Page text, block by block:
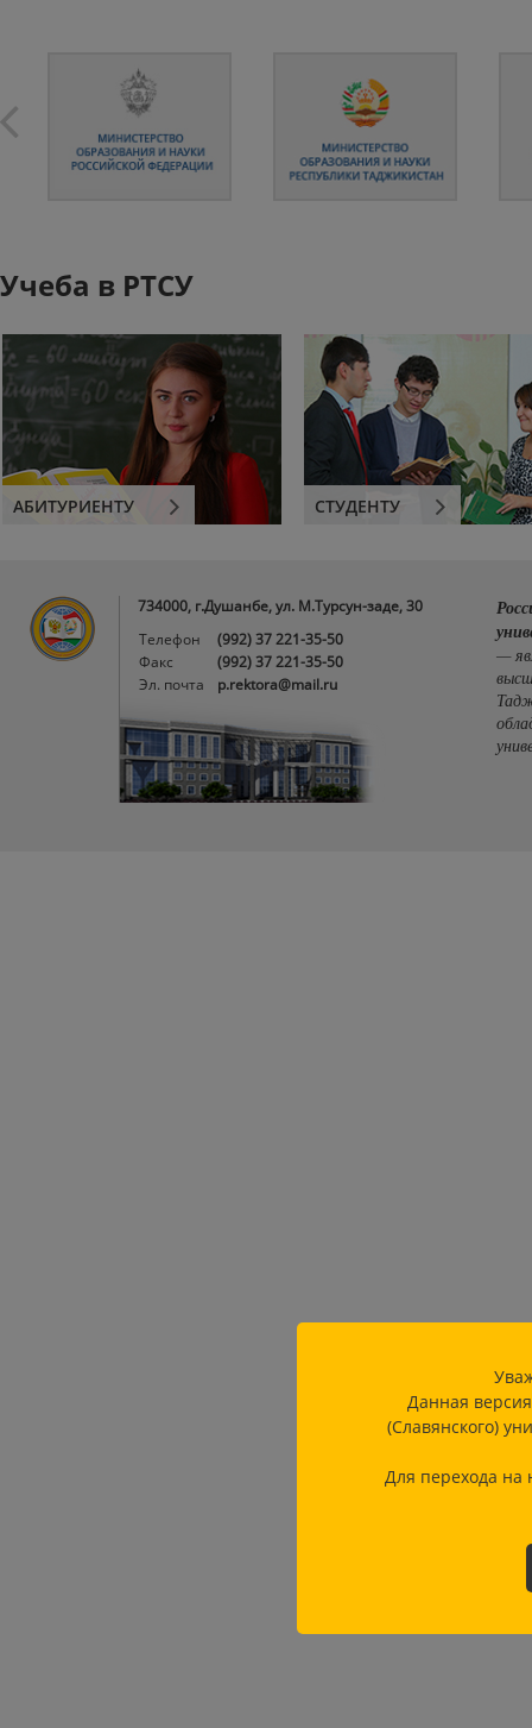
Учеба в РТСУ
АБИТУРИЕНТУ СТУДЕНТУ
734000, г.Душанбе, ул. М.Турсун-заде, 30
Телефон
(992) 37 221-35-50
Факс
(992) 37 221-35-50
Эл. почта
p.rektora@mail.ru
—
Данная
(Славянского)
Для перехода на